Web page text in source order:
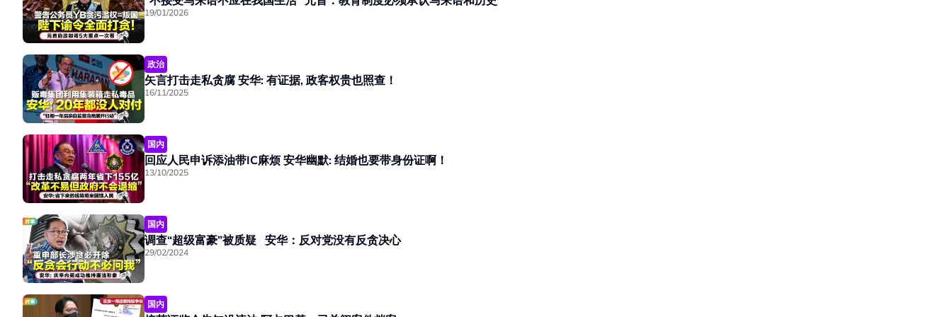
19/01/2026
政治
矢言打击走私贪腐 安华: 有证据, 政客权贵也照查！
16/11/2025
国内
回应人民申诉添油带IC麻烦 安华幽默: 结婚也要带身份证啊！
13/10/2025
国内
调查“超级富豪”被质疑 安华：反对党没有反贪决心
29/02/2024
国内